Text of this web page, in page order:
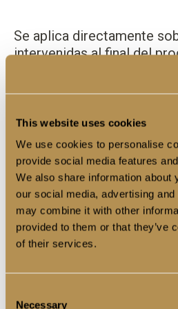
This website uses cookies
We use cookies to personalise
provide social media features
We also share information about
our social media, advertising
may combine it with other
provided to them or that they’ve
of their services.
Necessary
Se aplica directamente
intervenidas al final del
Cómo actúa el
hialurónico en la
de adherencias
Su mecanismo es
Forma una película
Reduce el contacto directo
lesionadas
Facilita una cicatrización
Con el tiempo, el